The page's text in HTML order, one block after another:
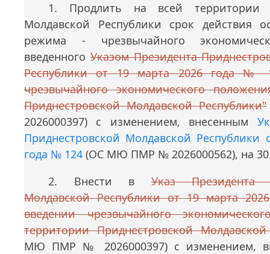
1. Продлить на всей территории
Молдавской Республики срок действия
режима - чрезвычайного
введенногоУказом Президента
Республики от 19 марта 2026 года №
чрезвычайного экономического
Приднестровской Молдавской Республики"
2026000397) с изменением, внесенным
Приднестровской Молдавской Республики
года № 124 (ОС МЮ ПМР № 2026000562), на 30
2. Внести вУказ Президента
Молдавской Республики от 19 марта
введении чрезвычайного
территории Приднестровской
МЮ ПМР № 2026000397) с изменением,